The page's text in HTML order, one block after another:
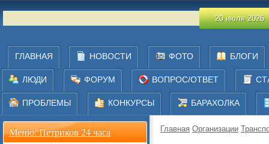
20 июля 2026
ГЛАВНАЯ НОВОСТИ ФОТО БЛОГИ
ЛЮДИ ФОРУМ ВОПРОС/ОТВЕТ
ПРОБЛЕМЫ КОНКУРСЫ БАРАХОЛКА
Главная Организации
Меню: Петриков 24 часа